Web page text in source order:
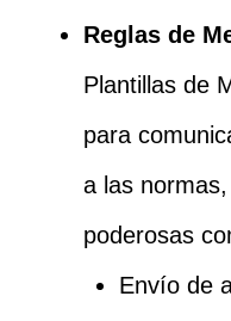
Reglas de
Plantillas de
para
a las
poderosas
Envío de